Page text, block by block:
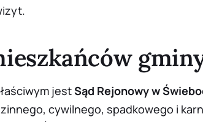
jestSąd Rejonowy w
cywilnego, spadkowego i